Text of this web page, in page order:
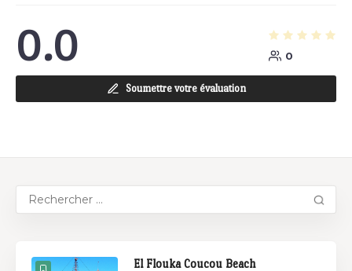
0.0 0
Soumettre votre évaluation
El Flouka Coucou Beach